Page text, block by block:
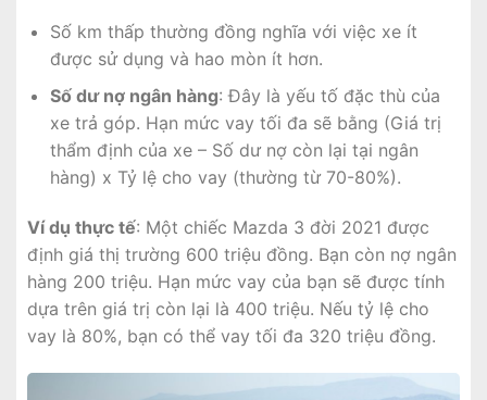
Số km thấp thường đồng nghĩa với việc xe ít
được sử dụng và hao mòn ít hơn.
Số dư nợ ngân hàng: Đây là yếu tố đặc thù của
xe trả góp. Hạn mức vay tối đa sẽ bằng (Giá trị
thẩm định của xe – Số dư nợ còn lại tại ngân
hàng) x Tỷ lệ cho vay (thường từ 70-80%).
Ví dụ thực tế: Một chiếc Mazda 3 đời 2021 được
định giá thị trường 600 triệu đồng. Bạn còn nợ ngân
hàng 200 triệu. Hạn mức vay của bạn sẽ được tính
dựa trên giá trị còn lại là 400 triệu. Nếu tỷ lệ cho
vay là 80%, bạn có thể vay tối đa 320 triệu đồng.